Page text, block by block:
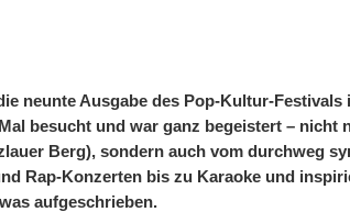
neunte Ausgabe des Pop-Kultur-
besucht und war ganz begeistert – nicht
Berg), sondern auch vom durchweg
Rap-Konzerten bis zu Karaoke und
aufgeschrieben.